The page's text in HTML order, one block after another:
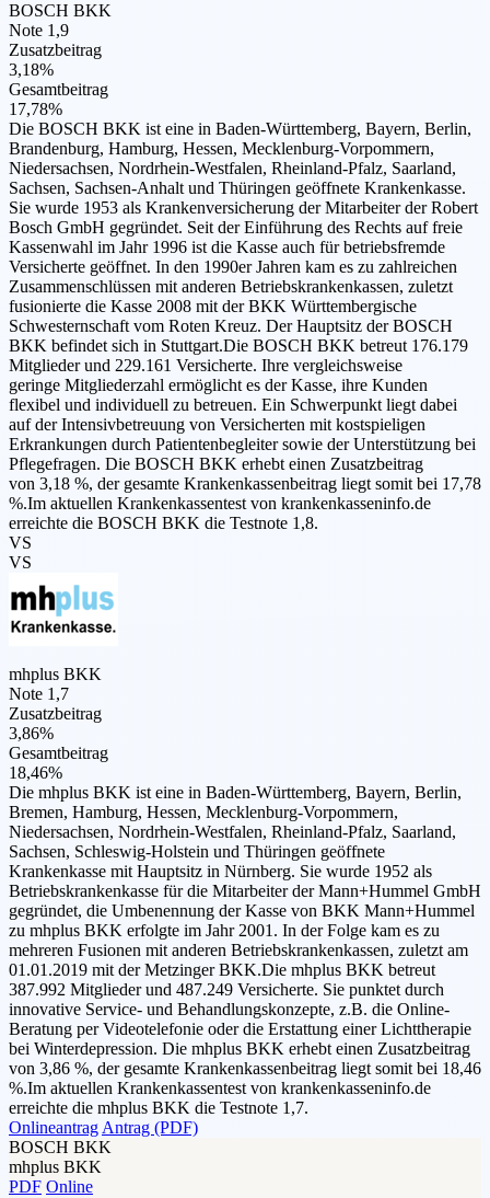
BOSCH BKK
Note 1,9
Zusatzbeitrag
3,18%
Gesamtbeitrag
17,78%
Die BOSCH BKK ist eine in Baden-Württemberg, Bayern, Berlin,
Brandenburg, Hamburg, Hessen, Mecklenburg-Vorpommern,
Niedersachsen, Nordrhein-Westfalen, Rheinland-Pfalz, Saarland,
Sachsen, Sachsen-Anhalt und Thüringen geöffnete Krankenkasse.
Sie wurde 1953 als Krankenversicherung der Mitarbeiter der Robert
Bosch GmbH gegründet. Seit der Einführung des Rechts auf freie
Kassenwahl im Jahr 1996 ist die Kasse auch für betriebsfremde
Versicherte geöffnet. In den 1990er Jahren kam es zu zahlreichen
Zusammenschlüssen mit anderen Betriebskrankenkassen, zuletzt
fusionierte die Kasse 2008 mit der BKK Württembergische
Schwesternschaft vom Roten Kreuz. Der Hauptsitz der BOSCH
BKK befindet sich in Stuttgart.Die BOSCH BKK betreut 176.179
Mitglieder und 229.161 Versicherte. Ihre vergleichsweise
geringe Mitgliederzahl ermöglicht es der Kasse, ihre Kunden
flexibel und individuell zu betreuen. Ein Schwerpunkt liegt dabei
auf der Intensivbetreuung von Versicherten mit kostspieligen
Erkrankungen durch Patientenbegleiter sowie der Unterstützung bei
Pflegefragen. Die BOSCH BKK erhebt einen Zusatzbeitrag
von 3,18 %, der gesamte Krankenkassenbeitrag liegt somit bei 17,78
%.Im aktuellen Krankenkassentest von krankenkasseninfo.de
erreichte die BOSCH BKK die Testnote 1,8.
VS
VS
mhplus BKK
Note 1,7
Zusatzbeitrag
3,86%
Gesamtbeitrag
18,46%
Die mhplus BKK ist eine in Baden-Württemberg, Bayern, Berlin,
Bremen, Hamburg, Hessen, Mecklenburg-Vorpommern,
Niedersachsen, Nordrhein-Westfalen, Rheinland-Pfalz, Saarland,
Sachsen, Schleswig-Holstein und Thüringen geöffnete
Krankenkasse mit Hauptsitz in Nürnberg. Sie wurde 1952 als
Betriebskrankenkasse für die Mitarbeiter der Mann+Hummel GmbH
gegründet, die Umbenennung der Kasse von BKK Mann+Hummel
zu mhplus BKK erfolgte im Jahr 2001. In der Folge kam es zu
mehreren Fusionen mit anderen Betriebskrankenkassen, zuletzt am
01.01.2019 mit der Metzinger BKK.Die mhplus BKK betreut
387.992 Mitglieder und 487.249 Versicherte. Sie punktet durch
innovative Service- und Behandlungskonzepte, z.B. die Online-
Beratung per Videotelefonie oder die Erstattung einer Lichttherapie
bei Winterdepression. Die mhplus BKK erhebt einen Zusatzbeitrag
von 3,86 %, der gesamte Krankenkassenbeitrag liegt somit bei 18,46
%.Im aktuellen Krankenkassentest von krankenkasseninfo.de
erreichte die mhplus BKK die Testnote 1,7.
Onlineantrag Antrag (PDF)
BOSCH BKK
mhplus BKK
PDF Online